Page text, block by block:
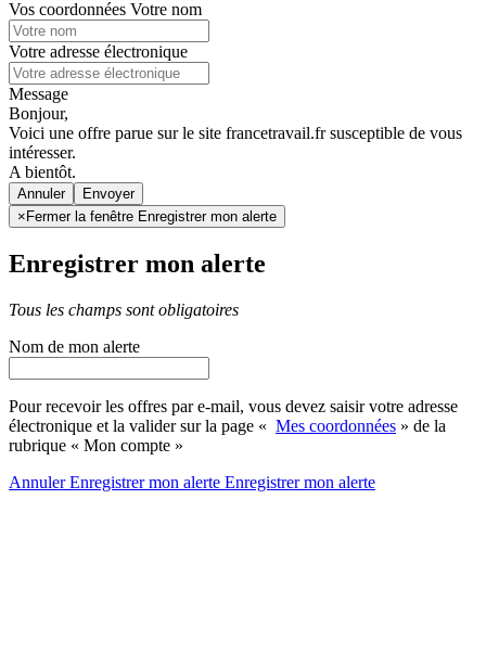
Vos coordonnées Votre nom
Votre adresse électronique
Message
Bonjour,
Voici une offre parue sur le site francetravail.fr susceptible de vous
intéresser.
A bientôt.
Annuler
× Fermer la fenêtre Enregistrer mon alerte
Enregistrer mon alerte
Tous les champs sont obligatoires
Nom de mon alerte
Pour recevoir les offres par e-mail, vous devez saisir votre adresse
électronique et la valider sur la page « Mes coordonnées » de la
rubrique « Mon compte »
AnnulerEnregistrer mon alerte Enregistrermon alerte